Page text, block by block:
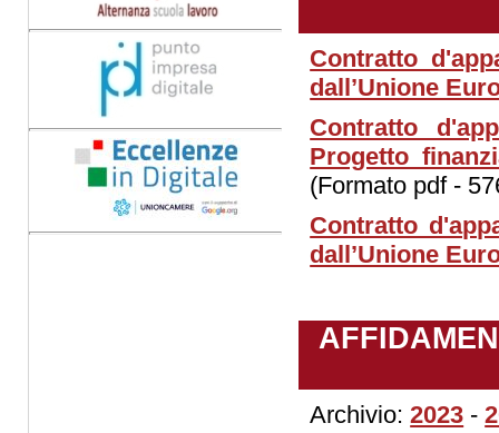
Contratto
dall’Unione
Contratto
Progetto
(Formato pdf -
Contratto
dall’Unione
Archivio:2023 -